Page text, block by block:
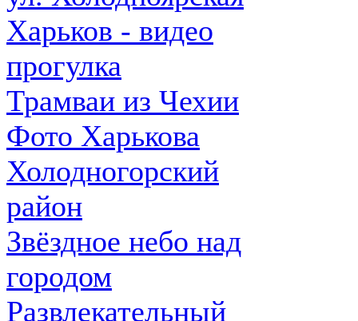
Харьков - видео
прогулка
Трамваи из Чехии
Фото Харькова
Холодногорский
район
Звёздное небо над
городом
Развлекательный